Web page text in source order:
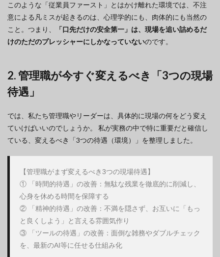
このような「従業員ファースト」とはかけ離れた環境では、不注
意による凡ミスが起きるのは、心理学的にも、肉体的にも当然の
こと。つまり、
「口先だけの安全第一」は、現場を追い詰めるだ
けのただのプレッシャーにしかなっていないのです。
2. 管理職が今すぐ変えるべき「3つの現場
待遇」
では、私たち管理職やリーダーは、具体的に現場の何をどう変え
ていけばいいのでしょうか。 私が実務の中で特に重要だと確信し
ている、変えるべき「3つの待遇（環境）」を整理しました。
【管理職がまず変えるべき3つの現場待遇】
① 「時間的待遇」の改善：無駄な残業を徹底的に削減し、
心身を休める時間を保障する
② 「精神的待遇」の改善：不満を隠さず、お互いに「もっ
と良くしよう」と言える雰囲気作り
③ 「ツールの待遇」の改善：面倒な雑務やダブルチェック